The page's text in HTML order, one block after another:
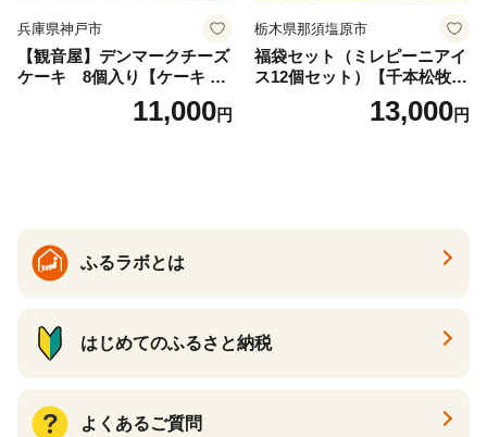
兵庫県神戸市
【観音屋】デンマークチーズ
ケーキ 8個入り【ケーキ チ
ーズケーキ 人気スイーツ お
すすめスイーツ 神戸スイー
11,000円
栃木県那須塩原市
福袋セット（ミレピーニアイ
ス12個セット）【千本松牧
場】 ns025-014-12 【デザー
ト 詰め合わせ ギフト】
13,000円
ふるラボとは
はじめてのふるさと納税
よくあるご質問